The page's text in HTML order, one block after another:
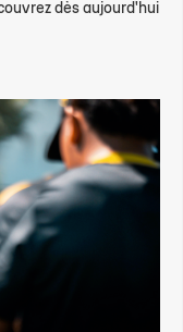
dès aujourd'hui